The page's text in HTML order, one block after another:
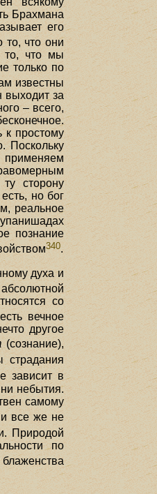
Брахмана
его
что они
то, что мы
только по
известны
выходит за
– всего,
к простому
Поскольку
применяем
сторону
но бог
реальное
познание
340.
духа и
со
вечное
другое
(сознание),
страдания
зависит в
небытия.
самому
все же не
Природой
по